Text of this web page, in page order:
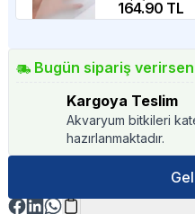
Akvaryum Arka
Fon Kumlama
164.90 TL
Bugün sipariş
Kargoya Teslim
Akvaryum bitkileri
hazırlanmaktadır.